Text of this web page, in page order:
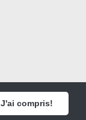
J'ai compris!